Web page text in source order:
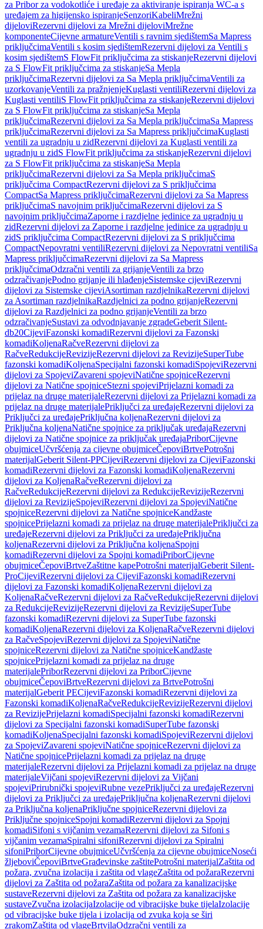
za Pribor za vodokotliće i uređaje za aktiviranje ispiranja WC-a s
uređajem za higijensko ispiranjeSenzoriKabeliMrežni
dijeloviRezervni dijelovi za Mrežni dijeloviMrežne
komponenteCijevne armatureVentili s ravnim sjedištemSa Mapress
priključcimaVentili s kosim sjedištemRezervni dijelovi za Ventili s
kosim sjedištemS FlowFit priključcima za stiskanjeRezervni dijelovi
za S FlowFit priključcima za stiskanjeSa Mepla
priključcimaRezervni dijelovi za Sa Mepla priključcimaVentili za
uzorkovanjeVentili za pražnjenjeKuglasti ventiliRezervni dijelovi za
Kuglasti ventiliS FlowFit priključcima za stiskanjeRezervni dijelovi
za S FlowFit priključcima za stiskanjeSa Mepla
priključcimaRezervni dijelovi za Sa Mepla priključcimaSa Mapress
priključcimaRezervni dijelovi za Sa Mapress priključcimaKuglasti
ventili za ugradnju u zidRezervni dijelovi za Kuglasti ventili za
ugradnju u zidS FlowFit priključcima za stiskanjeRezervni dijelovi
za S FlowFit priključcima za stiskanjeSa Mepla
priključcimaRezervni dijelovi za Sa Mepla priključcimaS
priključcima CompactRezervni dijelovi za S priključcima
CompactSa Mapress priključcimaRezervni dijelovi za Sa Mapress
priključcimaS navojnim priključcimaRezervni dijelovi za S
navojnim priključcimaZaporne i razdjelne jedinice za ugradnju u
zidRezervni dijelovi za Zaporne i razdjelne jedinice za ugradnju u
zidS priključcima CompactRezervni dijelovi za S priključcima
CompactNepovratni ventiliRezervni dijelovi za Nepovratni ventiliSa
Mapress priključcimaRezervni dijelovi za Sa Mapress
priključcimaOdzračni ventili za grijanjeVentili za brzo
odzračivanjePodno grijanje ili hlađenjeSistemske cijeviRezervni
dijelovi za Sistemske cijeviAsortiman razdjelnikaRezervni dijelovi
za Asortiman razdjelnikaRazdjelnici za podno grijanjeRezervni
dijelovi za Razdjelnici za podno grijanjeVentili za brzo
odzračivanjeSustavi za odvodnjavanje zgradeGeberit Silent-
db20CijeviFazonski komadiRezervni dijelovi za Fazonski
komadiKoljenaRačveRezervni dijelovi za
RačveRedukcijeRevizijeRezervni dijelovi za RevizijeSuperTube
fazonski komadiKoljenaSpecijalni fazonski komadiSpojeviRezervni
dijelovi za SpojeviZavareni spojeviNatične spojniceRezervni
dijelovi za Natične spojniceStezni spojeviPrijelazni komadi za
prijelaz na druge materijaleRezervni dijelovi za Prijelazni komadi za
prijelaz na druge materijalePriključci za uređajeRezervni dijelovi za
Priključci za uređajePriključna koljenaRezervni dijelovi za
Priključna koljenaNatične spojnice za priključak uređajaRezervni
dijelovi za Natične spojnice za priključak uređajaPriborCijevne
obujmiceUčvršćenja za cijevne obujmiceČepoviBrtvePotrošni
materijalGeberit Silent-PPCijeviRezervni dijelovi za CijeviFazonski
komadiRezervni dijelovi za Fazonski komadiKoljenaRezervni
dijelovi za KoljenaRačveRezervni dijelovi za
RačveRedukcijeRezervni dijelovi za RedukcijeRevizijeRezervni
dijelovi za RevizijeSpojeviRezervni dijelovi za SpojeviNatične
spojniceRezervni dijelovi za Natične spojniceKandžaste
spojnicePrijelazni komadi za prijelaz na druge materijalePriključci za
uređajeRezervni dijelovi za Priključci za uređajePriključna
koljenaRezervni dijelovi za Priključna koljenaSpojni
komadiRezervni dijelovi za Spojni komadiPriborCijevne
obujmiceČepoviBrtveZaštitne kapePotrošni materijalGeberit Silent-
ProCijeviRezervni dijelovi za CijeviFazonski komadiRezervni
dijelovi za Fazonski komadiKoljenaRezervni dijelovi za
KoljenaRačveRezervni dijelovi za RačveRedukcijeRezervni dijelovi
za RedukcijeRevizijeRezervni dijelovi za RevizijeSuperTube
fazonski komadiRezervni dijelovi za SuperTube fazonski
komadiKoljenaRezervni dijelovi za KoljenaRačveRezervni dijelovi
za RačveSpojeviRezervni dijelovi za SpojeviNatične
spojniceRezervni dijelovi za Natične spojniceKandžaste
spojnicePrijelazni komadi za prijelaz na druge
materijalePriborRezervni dijelovi za PriborCijevne
obujmiceČepoviBrtveRezervni dijelovi za BrtvePotrošni
materijalGeberit PECijeviFazonski komadiRezervni dijelovi za
Fazonski komadiKoljenaRačveRedukcijeRevizijeRezervni dijelovi
za RevizijePrijelazni komadiSpecijalni fazonski komadiRezervni
dijelovi za Specijalni fazonski komadiSuperTube fazonski
komadiKoljenaSpecijalni fazonski komadiSpojeviRezervni dijelovi
za SpojeviZavareni spojeviNatične spojniceRezervni dijelovi za
Natične spojnicePrijelazni komadi za prijelaz na druge
materijaleRezervni dijelovi za Prijelazni komadi za prijelaz na druge
materijaleVijčani spojeviRezervni dijelovi za Vijčani
spojeviPrirubnički spojeviRubne vezePriključci za uređajeRezervni
dijelovi za Priključci za uređajePriključna koljenaRezervni dijelovi
za Priključna koljenaPriključne spojniceRezervni dijelovi za
Priključne spojniceSpojni komadiRezervni dijelovi za Spojni
komadiSifoni s vijčanim vezamaRezervni dijelovi za Sifoni s
vijčanim vezamaSpiralni sifoniRezervni dijelovi za Spiralni
sifoniPriborCijevne obujmiceUčvršćenja za cijevne obujmiceNoseći
žljeboviČepoviBrtveGrađevinske zaštitePotrošni materijalZaštita od
požara, zvučna izolacija i zaštita od vlageZaštita od požaraRezervni
dijelovi za Zaštita od požaraZaštita od požara za kanalizacijske
sustaveRezervni dijelovi za Zaštita od požara za kanalizacijske
sustaveZvučna izolacijaIzolacije od vibracijske buke tijelaIzolacije
od vibracijske buke tijela i izolacija od zvuka koja se širi
zrakomZaštita od vlageBrtvilaOdzračni ventili za